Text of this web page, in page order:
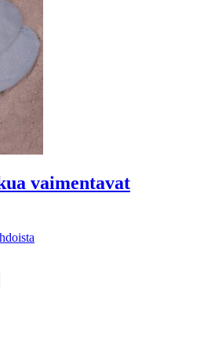
sivulla.
vaimentavat